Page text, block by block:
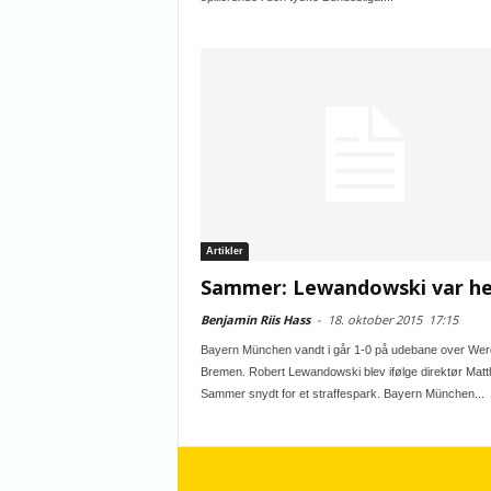
Artikler
Sammer: Lewandowski var
Benjamin Riis Hass - 18. oktober 201517:15
Bayern München vandt i går 1-0 på udebane over
Bremen. Robert Lewandowski blev ifølge direktør
Sammer snydt for et straffespark. Bayern München...